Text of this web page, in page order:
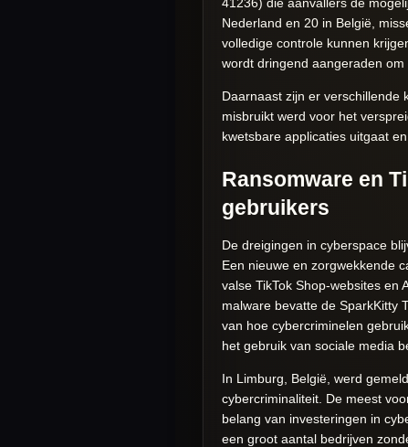
Nederland en 20 in België,
volledige controle kunnen
wordt dringend aangeraden
Daarnaast zijn er verschillende
misbruikt werd voor het
kwetsbare applicaties uitgaat
Ransomware en
gebruikers
De dreigingen in cyberspace
Een nieuwe en zorgwekkende
valse TikTok Shop-websites en
malware bevatte de SparkKitty
van hoe cybercriminelen
het gebruik van sociale media
In Limburg, België, werd
cybercriminaliteit. De meest
belang van investeringen in
een groot aantal bedrijven